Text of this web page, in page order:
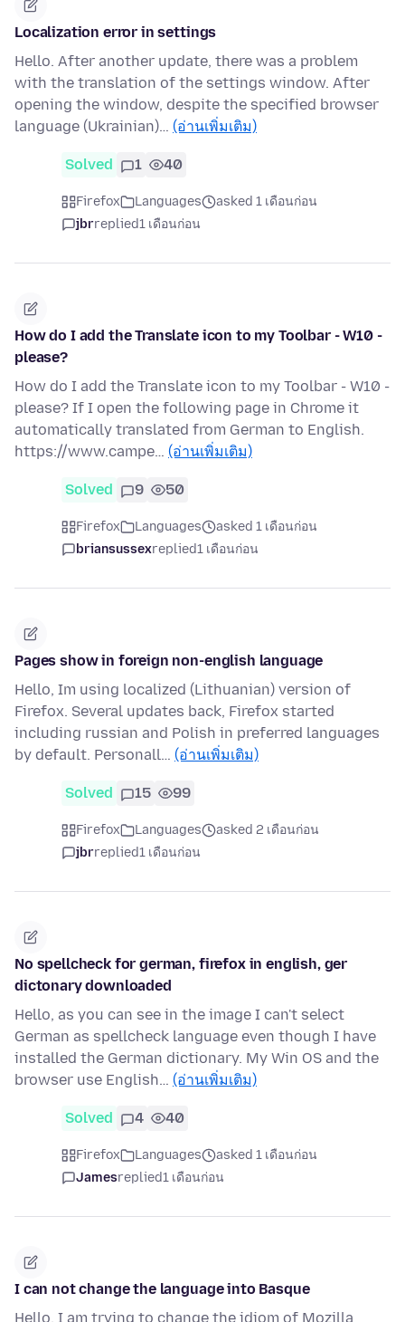
Localization error in settings
Hello. After another update, there was a problem
with the translation of the settings window. After
opening the window, despite the specified browser
language (Ukrainian)… (อ่านเพิ่มเติม)
Solved 1 40
Firefox Languages
asked 1 เดือนก่อน
jbrreplied1 เดือนก่อน
How do I add the Translate icon to my Toolbar - W10 -
please?
How do I add the Translate icon to my Toolbar - W10 -
please? If I open the following page in Chrome it
automatically translated from German to English.
https://www.campe… (อ่านเพิ่มเติม)
Solved 9 50
Firefox Languages
asked 1 เดือนก่อน
briansussexreplied1 เดือนก่อน
Pages show in foreign non-english language
Hello, Im using localized (Lithuanian) version of
Firefox. Several updates back, Firefox started
including russian and Polish in preferred languages
by default. Personall… (อ่านเพิ่มเติม)
Solved 15 99
Firefox Languages
asked 2 เดือนก่อน
jbrreplied1 เดือนก่อน
No spellcheck for german, firefox in english, ger
dictonary downloaded
Hello, as you can see in the image I can't select
German as spellcheck language even though I have
installed the German dictionary. My Win OS and the
browser use English… (อ่านเพิ่มเติม)
Solved 4 40
Firefox Languages
asked 1 เดือนก่อน
Jamesreplied1 เดือนก่อน
I can not change the language into Basque
Hello, I am trying to change the idiom of Mozilla